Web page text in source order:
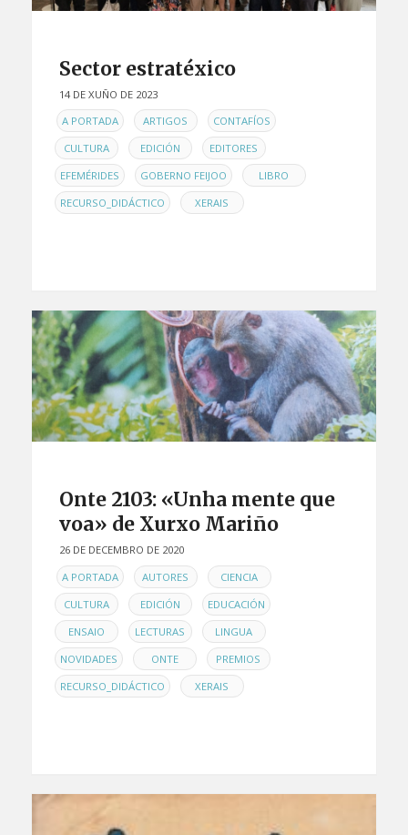
Sector estratéxico
14 DE XUÑO DE 2023
ENA PORTADA , ARTIGOS , CONTAFÍOS ,
CULTURA , EDICIÓN , EDITORES ,
EFEMÉRIDES , GOBERNO FEIJOO , LIBRO ,
RECURSO_DIDÁCTICO , XERAIS
Onte 2103: «Unha mente que
voa» de Xurxo Mariño
26 DE DECEMBRO DE 2020
ENA PORTADA , AUTORES , CIENCIA ,
CULTURA , EDICIÓN , EDUCACIÓN ,
ENSAIO , LECTURAS , LINGUA ,
NOVIDADES , ONTE , PREMIOS ,
RECURSO_DIDÁCTICO , XERAIS